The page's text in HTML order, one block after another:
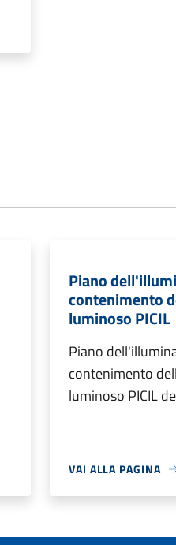
Piano
contenimento
luminoso PICIL
Piano
contenimento
luminoso PICIL
VAI ALLA PAGINA